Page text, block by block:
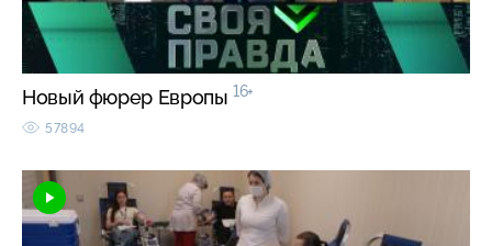
Новый фюрер Европы 16+
57894